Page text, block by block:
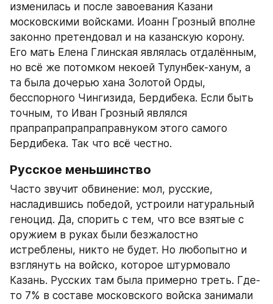
изменилась и после завоевания Казани
московскими войсками. Иоанн Грозный вполне
законно претендовал и на казанскую корону.
Его мать Елена Глинская являлась отдалённым,
но всё же потомком некоей Тулунбек-ханум, а
та была дочерью хана Золотой Орды,
бесспорного Чингизида, Бердибека. Если быть
точным, то Иван Грозный являлся
прапрапрапрапрапра­внуком этого самого
Бердибека. Так что всё честно.
Русское меньшинство
Часто звучит обвинение: мол, русские,
насладившись победой, устроили натуральный
геноцид. Да, спорить с тем, что все взятые с
оружием в руках были безжалостно
истреблены, никто не будет. Но любопытно и
взглянуть на войско, которое штурмовало
Казань. Русских там была примерно треть. Где-
то 7% в составе московского войска занимали